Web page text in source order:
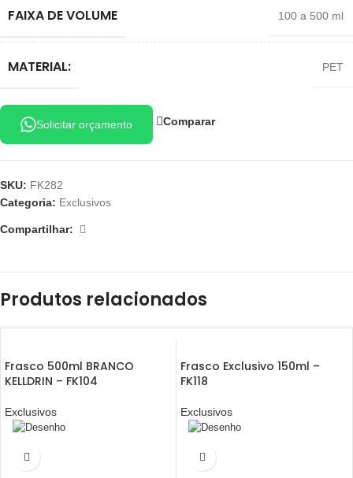
FAIXA DE VOLUME 100 a 500 ml
MATERIAL: PET
Solicitar orçamento Comparar
SKU: FK282
Categoria: Exclusivos
Compartilhar:
Produtos relacionados
Frasco 500ml BRANCO
KELLDRIN – FK104
Exclusivos
Frasco Exclusivo 150ml –
FK118
Exclusivos